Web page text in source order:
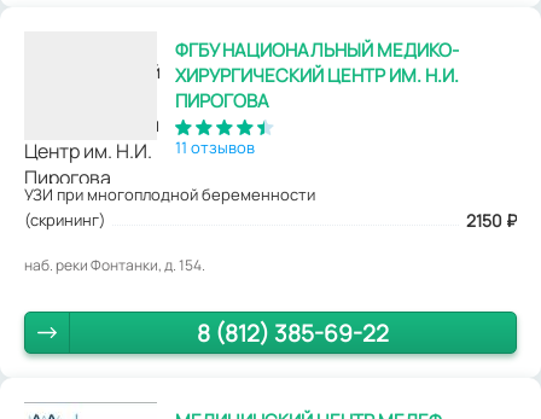
ФГБУ НАЦИОНАЛЬНЫЙ МЕДИКО-
ХИРУРГИЧЕСКИЙ ЦЕНТР ИМ. Н.И.
ПИРОГОВА
11 отзывов
УЗИ при многоплодной беременности
(скрининг)
2150 ₽
наб. реки Фонтанки, д. 154.
8 (812) 385-69-22